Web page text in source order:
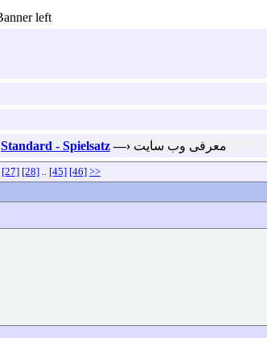
Standard - Spielsatz —› معرفی وب سایت
[27] [28] .. [45] [46] >>